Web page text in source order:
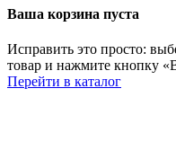
Ваша корзина пуста
Исправить это просто:
товар и нажмите кнопку
Перейти в каталог